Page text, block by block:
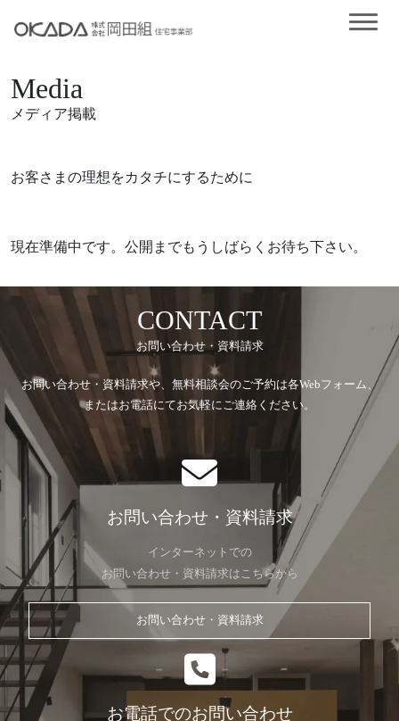
Media
メディア掲載
お客さまの理想をカタチにするために
現在準備中です。公開までもうしばらくお待ち下さい。
CONTACT
お問い合わせ・資料請求
お問い合わせ・資料請求や、無料相談会のご予約は各Webフォーム、
またはお電話にてお気軽にご連絡ください。
お問い合わせ・資料請求
インターネットでの
お問い合わせ・資料請求はこちらから
お問い合わせ・資料請求
お電話でのお問い合わせ